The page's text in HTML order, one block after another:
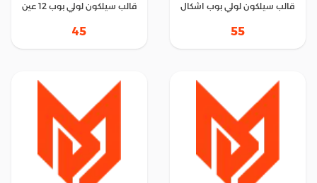
قالب سيلكون لولي بوب اشكال
55
قالب سيلكون لولي بوب 12 عين
45